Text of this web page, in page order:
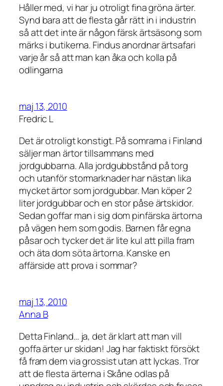
Håller med, vi har ju otroligt fina gröna ärter.
Synd bara att de flesta går rätt in i industrin
så att det inte är någon färsk ärtsäsong som
märks i butikerna. Findus anordnar ärtsafari
varje år så att man kan åka och kolla på
odlingarna
maj 13, 2010
Fredric L
Det är otroligt konstigt. På somrarna i Finland
säljer man ärtor tillsammans med
jordgubbarna. Alla jordgubbstånd på torg
och utanför stormarknader har nästan lika
mycket ärtor som jordgubbar. Man köper 2
liter jordgubbar och en stor påse ärtskidor.
Sedan goffar man i sig dom pinfärska ärtorna
på vägen hem som godis. Barnen får egna
påsar och tycker det är lite kul att pilla fram
och äta dom söta ärtorna. Kanske en
affärside att prova i sommar?
maj 13, 2010
Anna B
Detta Finland… ja, det är klart att man vill
goffa ärter ur skidan! Jag har faktiskt försökt
få fram dem via grossist utan att lyckas. Tror
att de flesta ärterna i Skåne odlas på